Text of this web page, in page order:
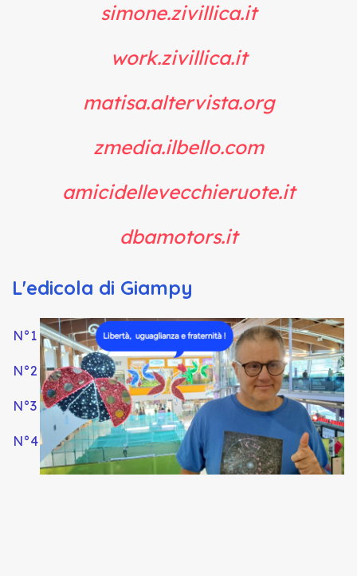
simone.zivillica.it
work.zivillica.it
matisa.altervista.org
zmedia.ilbello.com
amicidellevecchieruote.it
dbamotors.it
L'edicola di Giampy
N°1
N°2
N°3
N°4